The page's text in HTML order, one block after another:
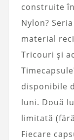
construite
Nylon?
material
Tricouri și
disponibile
luni. Două
limitată
Fiecare